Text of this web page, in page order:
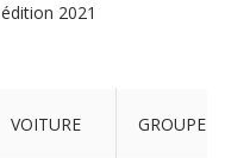
édition 2021
VOITURE GROUPE